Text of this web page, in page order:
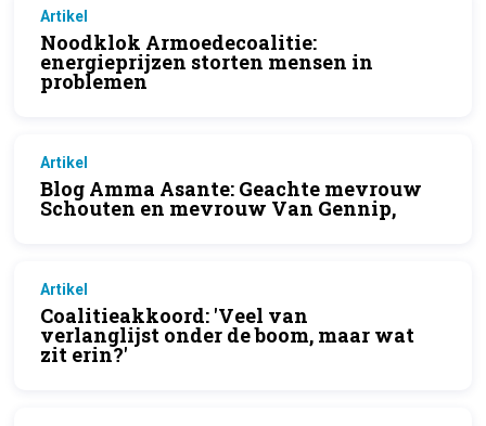
Artikel
Noodklok Armoedecoalitie:
energieprijzen storten mensen in
problemen
Artikel
Blog Amma Asante: Geachte mevrouw
Schouten en mevrouw Van Gennip,
Artikel
Coalitieakkoord: 'Veel van
verlanglijst onder de boom, maar wat
zit erin?'